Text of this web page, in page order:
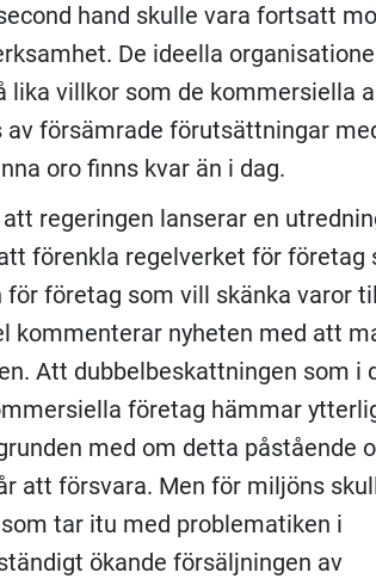
hand skulle vara fortsatt
De ideella
lika villkor som de kommersiella
av försämrade förutsättningar
oro finns kvar än i dag.
regeringen lanserar en
förenkla regelverket för företag
för företag som vill skänka varor
kommenterar nyheten med att
Att dubbelbeskattningen som i
företag hämmar
med om detta påstående
att försvara. Men för miljöns
tar itu med problematiken i
ökande försäljningen av